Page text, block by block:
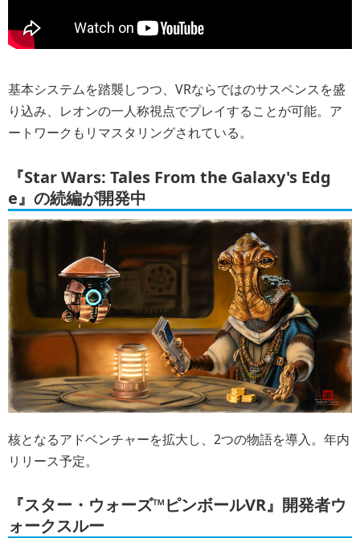
基本システムを踏襲しつつ、VRならではのサスペンスを盛
り込み、レオンの一人称視点でプレイすることが可能。ア
ートワークもリマスタリングされている。
『Star Wars: Tales From the Galaxy's Edg
e』の続編が開発中
核となるアドベンチャーを拡大し、2つの物語を導入。年内
リリース予定。
『スター・ウォーズ™ピンボールVR』開発者ウ
ォークスルー